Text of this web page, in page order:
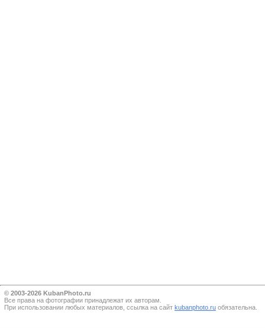
© 2003-2026 KubanPhoto.ru
Все прaва на фотографии принадлежат их авторам.
При использовании любых материалов, ссылка на сайт kubanphoto.ru обязательна.